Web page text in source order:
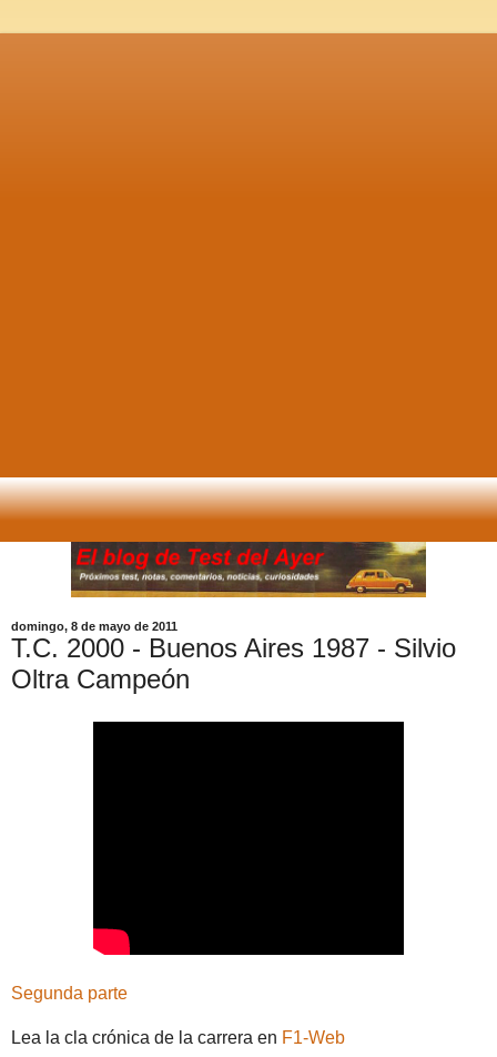
domingo, 8 de mayo de 2011
T.C. 2000 - Buenos Aires 1987 - Silvio
Oltra Campeón
Segunda parte
Lea la cla crónica de la carrera en F1-Web